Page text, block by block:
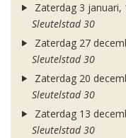
Zaterdag 3 januari,
Sleutelstad 30
Zaterdag 27
Sleutelstad 30
Zaterdag 20
Sleutelstad 30
Zaterdag 13
Sleutelstad 30